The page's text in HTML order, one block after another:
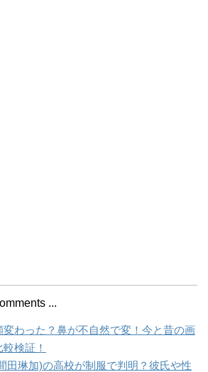
...
変わった？鼻が不自然で変！今と昔の画
検証！
田琳加)の高校が制服で判明？彼氏や性